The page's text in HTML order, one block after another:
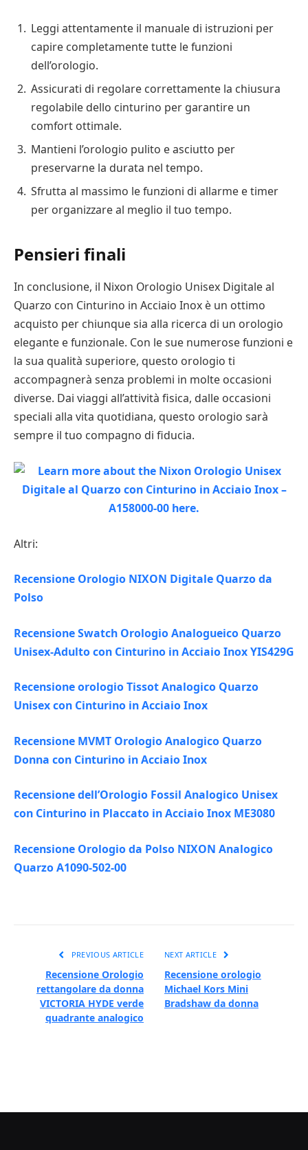
Leggi attentamente il manuale di istruzioni per
capire completamente tutte le funzioni
dell’orologio.
Assicurati di regolare correttamente la chiusura
regolabile dello cinturino per garantire un
comfort ottimale.
Mantieni l’orologio pulito e asciutto per
preservarne la durata nel tempo.
Sfrutta al massimo le funzioni di allarme e timer
per organizzare al meglio il tuo tempo.
Pensieri finali
In conclusione, il Nixon Orologio Unisex Digitale al
Quarzo con Cinturino in Acciaio Inox è un ottimo
acquisto per chiunque sia alla ricerca di un orologio
elegante e funzionale. Con le sue numerose funzioni e
la sua qualità superiore, questo orologio ti
accompagnerà senza problemi in molte occasioni
diverse. Dai viaggi all’attività fisica, dalle occasioni
speciali alla vita quotidiana, questo orologio sarà
sempre il tuo compagno di fiducia.
Altri:
Recensione Orologio NIXON Digitale Quarzo da
Polso
Recensione Swatch Orologio Analogueico Quarzo
Unisex-Adulto con Cinturino in Acciaio Inox YIS429G
Recensione orologio Tissot Analogico Quarzo
Unisex con Cinturino in Acciaio Inox
Recensione MVMT Orologio Analogico Quarzo
Donna con Cinturino in Acciaio Inox
Recensione dell’Orologio Fossil Analogico Unisex
con Cinturino in Placcato in Acciaio Inox ME3080
Recensione Orologio da Polso NIXON Analogico
Quarzo A1090-502-00
PREVIOUS ARTICLE
Recensione Orologio
rettangolare da donna
VICTORIA HYDE verde
quadrante analogico
NEXT ARTICLE
Recensione orologio
Michael Kors Mini
Bradshaw da donna